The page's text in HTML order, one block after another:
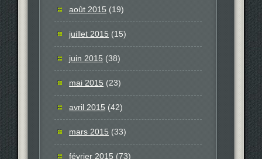
août 2015 (19)
juillet 2015 (15)
juin 2015 (38)
mai 2015 (23)
avril 2015 (42)
mars 2015 (33)
février 2015 (73)